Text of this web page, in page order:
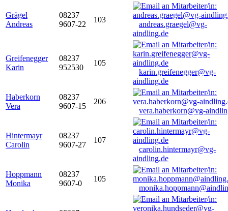
Grägel
Andreas
08237
9607-22
103
andreas.graegel@vg-
aindling.de
Greifenegger
Karin
08237
952530
105
karin.greifenegger@vg-
aindling.de
Haberkorn
Vera
08237
9607-15
206
vera.haberkorn@vg-
Hintermayr
Carolin
08237
9607-27
107
carolin.hintermayr@vg-
aindling.de
Hoppmann
Monika
08237
9607-0
105